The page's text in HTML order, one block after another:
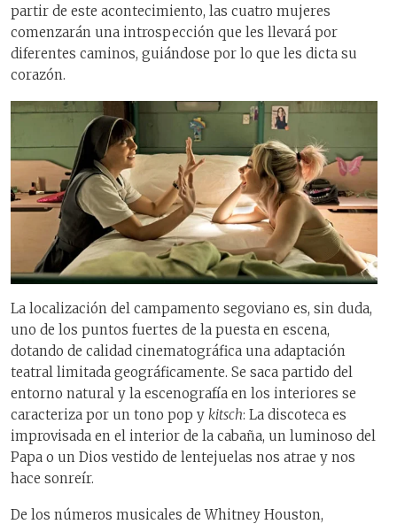
partir de este acontecimiento, las cuatro mujeres
comenzarán una introspección que les llevará por
diferentes caminos, guiándose por lo que les dicta su
corazón.
La localización del campamento segoviano es, sin duda,
uno de los puntos fuertes de la puesta en escena,
dotando de calidad cinematográfica una adaptación
teatral limitada geográficamente. Se saca partido del
entorno natural y la escenografía en los interiores se
caracteriza por un tono pop y kitsch: La discoteca es
improvisada en el interior de la cabaña, un luminoso del
Papa o un Dios vestido de lentejuelas nos atrae y nos
hace sonreír.
De los números musicales de Whitney Houston,